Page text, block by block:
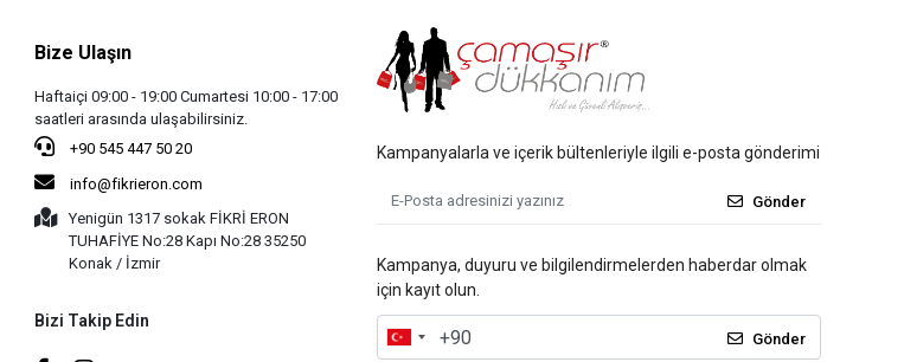
Bize Ulaşın
Haftaiçi 09:00 - 19:00 Cumartesi 10:00 - 17:00
saatleri arasında ulaşabilirsiniz.
+90 545 447 50 20
info@fikrieron.com
Yenigün 1317 sokak FİKRİ ERON
TUHAFİYE No:28 Kapı No:28 35250
Konak / İzmir
Bizi Takip Edin
Kampanyalarla ve içerik bültenleriyle ilgili e-posta gönderimi
Gönder
Kampanya, duyuru ve bilgilendirmelerden haberdar olmak
için kayıt olun.
Gönder